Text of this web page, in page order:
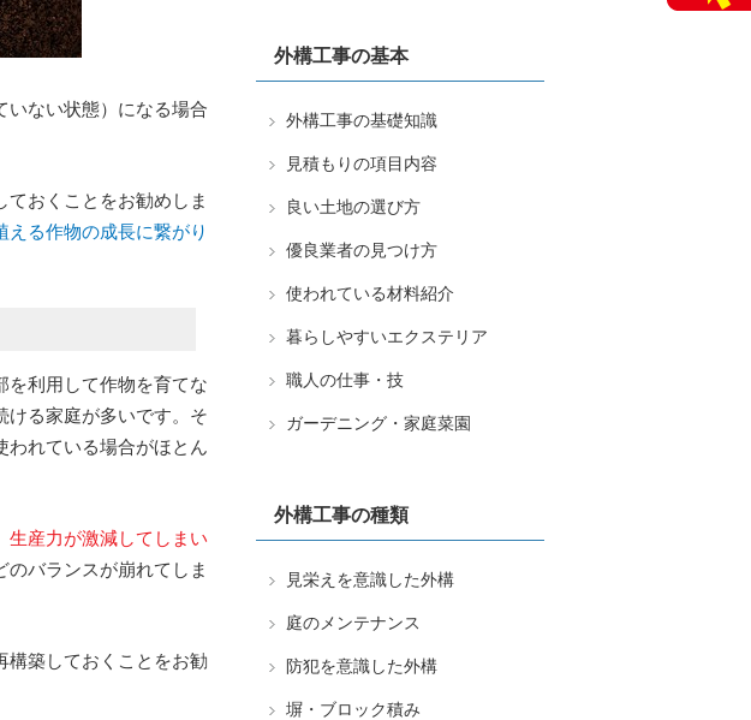
いない状態）になる場合
おくことをお勧めしま
る作物の成長に繋がり
を利用して作物を育てな
ける家庭が多いです。そ
われている場合がほとん
生産力が激減してしまい
バランスが崩れてしま
構築しておくことをお勧
外構工事の基本
外構工事の基礎知識
見積もりの項目内容
良い土地の選び方
優良業者の見つけ方
使われている材料紹介
暮らしやすいエクステリア
職人の仕事・技
ガーデニング・家庭菜園
外構工事の種類
見栄えを意識した外構
庭のメンテナンス
防犯を意識した外構
塀・ブロック積み